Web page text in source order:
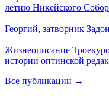
летию Никейского
Георгий, затворник
Жизнеописание
истории оптинской
Все публикации →